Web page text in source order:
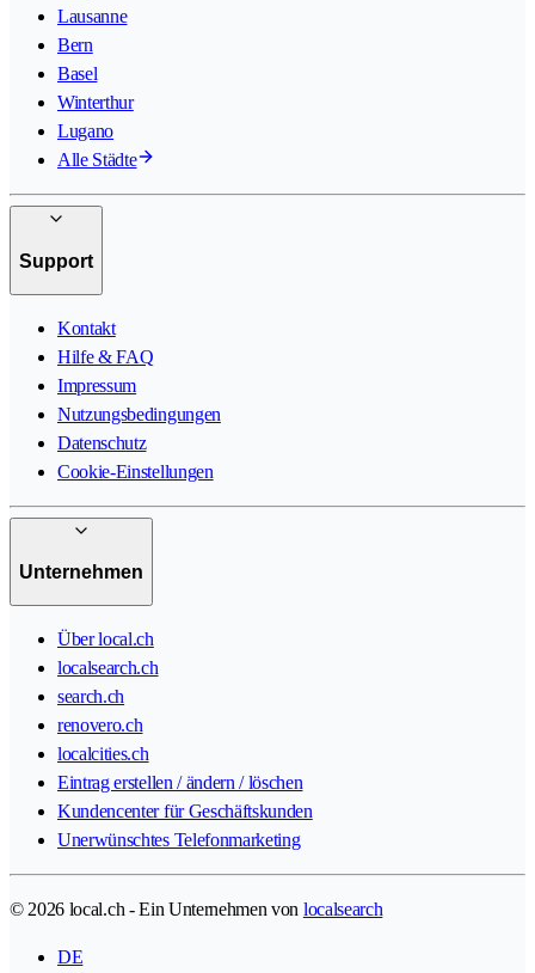
Lausanne
Bern
Basel
Winterthur
Lugano
Alle Städte
Support
Kontakt
Hilfe & FAQ
Impressum
Nutzungsbedingungen
Datenschutz
Cookie-Einstellungen
Unternehmen
Über local.ch
localsearch.ch
search.ch
renovero.ch
localcities.ch
Eintrag erstellen / ändern / löschen
Kundencenter für Geschäftskunden
Unerwünschtes Telefonmarketing
© 2026 local.ch - Ein Unternehmen von localsearch
DE